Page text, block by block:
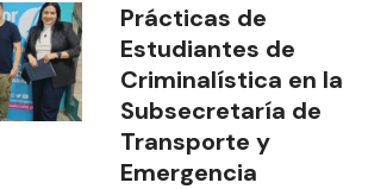
Prácticas de
Estudiantes de
Criminalística en la
Subsecretaría de
Transporte y
Emergencia